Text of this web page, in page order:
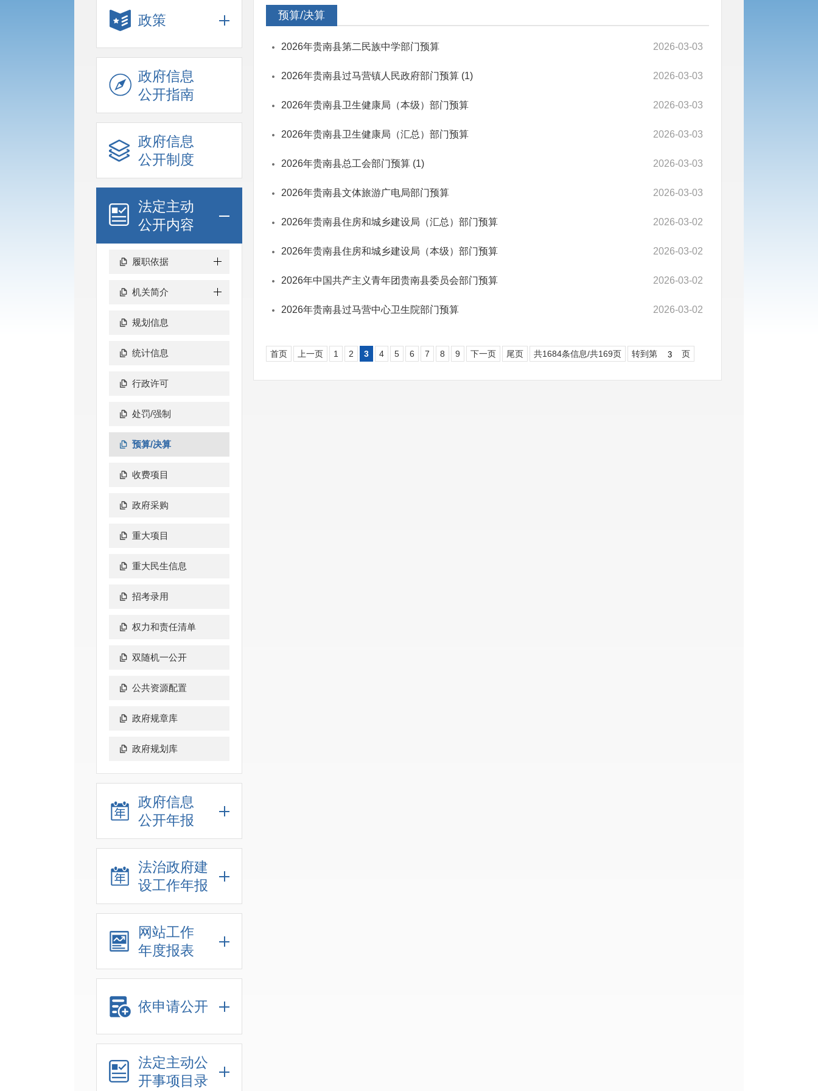
政策
政府信息
公开指南
政府信息
公开制度
法定主动
公开内容
履职依据
机关简介
规划信息
统计信息
行政许可
处罚/强制
预算/决算
收费项目
政府采购
重大项目
重大民生信息
招考录用
权力和责任清单
双随机一公开
公共资源配置
政府规章库
政府规划库
政府信息
公开年报
法治政府建
设工作年报
网站工作
年度报表
依申请公开
法定主动公
开事项目录
预算/决算
2026-03-03
2026年贵南县第二民族中学部门预算
2026-03-03
2026年贵南县过马营镇人民政府部门预算 (1)
2026-03-03
2026年贵南县卫生健康局（本级）部门预算
2026-03-03
2026年贵南县卫生健康局（汇总）部门预算
2026-03-03
2026年贵南县总工会部门预算 (1)
2026-03-03
2026年贵南县文体旅游广电局部门预算
2026-03-02
2026年贵南县住房和城乡建设局（汇总）部门预算
2026-03-02
2026年贵南县住房和城乡建设局（本级）部门预算
2026-03-02
2026年中国共产主义青年团贵南县委员会部门预算
2026-03-02
2026年贵南县过马营中心卫生院部门预算
首页 上一页 1 2 3 4 5 6 7 8 9 下一页 尾页 共1684条信息/共169页 转到第 页